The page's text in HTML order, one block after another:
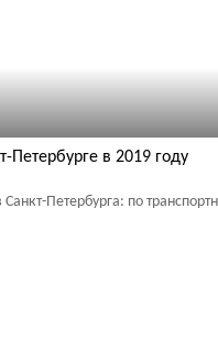
Петербурге в 2019 году
Петербурга: по